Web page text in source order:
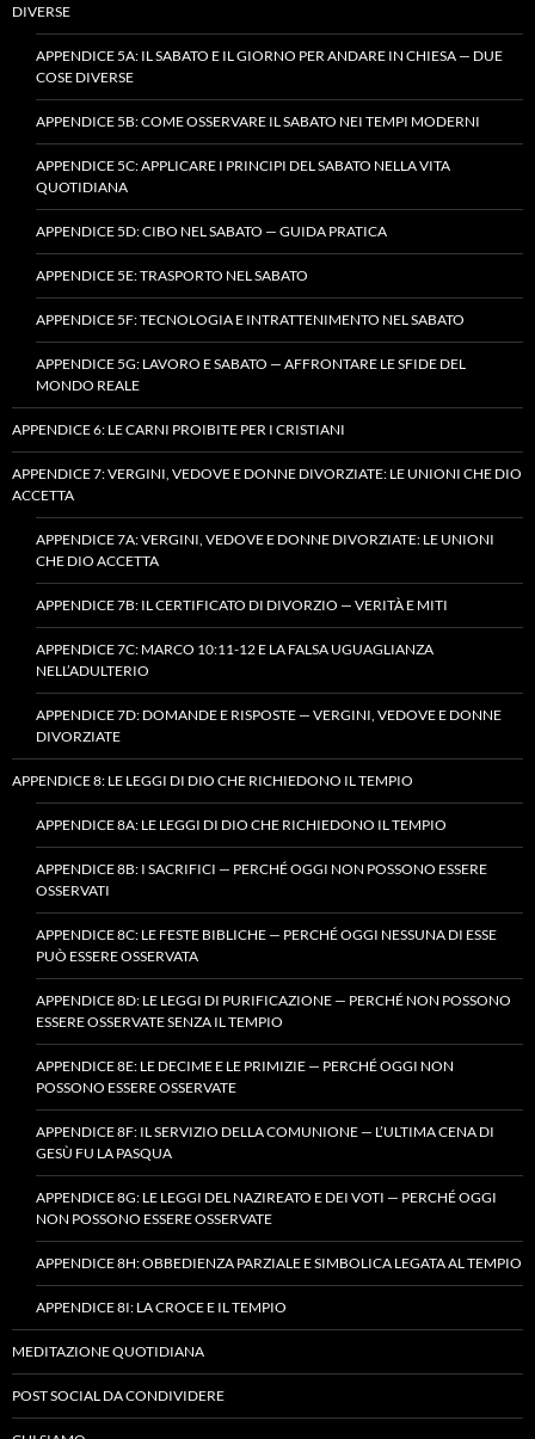
DIVERSE
APPENDICE 5A: IL SABATO E IL GIORNO PER ANDARE IN CHIESA — DUE
COSE DIVERSE
APPENDICE 5B: COME OSSERVARE IL SABATO NEI TEMPI MODERNI
APPENDICE 5C: APPLICARE I PRINCIPI DEL SABATO NELLA VITA
QUOTIDIANA
APPENDICE 5D: CIBO NEL SABATO — GUIDA PRATICA
APPENDICE 5E: TRASPORTO NEL SABATO
APPENDICE 5F: TECNOLOGIA E INTRATTENIMENTO NEL SABATO
APPENDICE 5G: LAVORO E SABATO — AFFRONTARE LE SFIDE DEL
MONDO REALE
APPENDICE 6: LE CARNI PROIBITE PER I CRISTIANI
APPENDICE 7: VERGINI, VEDOVE E DONNE DIVORZIATE: LE UNIONI CHE DIO
ACCETTA
APPENDICE 7A: VERGINI, VEDOVE E DONNE DIVORZIATE: LE UNIONI
CHE DIO ACCETTA
APPENDICE 7B: IL CERTIFICATO DI DIVORZIO — VERITÀ E MITI
APPENDICE 7C: MARCO 10:11-12 E LA FALSA UGUAGLIANZA
NELL’ADULTERIO
APPENDICE 7D: DOMANDE E RISPOSTE — VERGINI, VEDOVE E DONNE
DIVORZIATE
APPENDICE 8: LE LEGGI DI DIO CHE RICHIEDONO IL TEMPIO
APPENDICE 8A: LE LEGGI DI DIO CHE RICHIEDONO IL TEMPIO
APPENDICE 8B: I SACRIFICI — PERCHÉ OGGI NON POSSONO ESSERE
OSSERVATI
APPENDICE 8C: LE FESTE BIBLICHE — PERCHÉ OGGI NESSUNA DI ESSE
PUÒ ESSERE OSSERVATA
APPENDICE 8D: LE LEGGI DI PURIFICAZIONE — PERCHÉ NON POSSONO
ESSERE OSSERVATE SENZA IL TEMPIO
APPENDICE 8E: LE DECIME E LE PRIMIZIE — PERCHÉ OGGI NON
POSSONO ESSERE OSSERVATE
APPENDICE 8F: IL SERVIZIO DELLA COMUNIONE — L’ULTIMA CENA DI
GESÙ FU LA PASQUA
APPENDICE 8G: LE LEGGI DEL NAZIREATO E DEI VOTI — PERCHÉ OGGI
NON POSSONO ESSERE OSSERVATE
APPENDICE 8H: OBBEDIENZA PARZIALE E SIMBOLICA LEGATA AL TEMPIO
APPENDICE 8I: LA CROCE E IL TEMPIO
MEDITAZIONE QUOTIDIANA
POST SOCIAL DA CONDIVIDERE